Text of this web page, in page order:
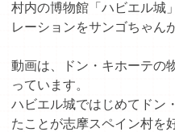
村内の博物館「ハビエル城
レーションをサンゴちゃん
動画は、ドン・キホーテの
っています。
ハビエル城ではじめてドン
たことが志摩スペイン村を